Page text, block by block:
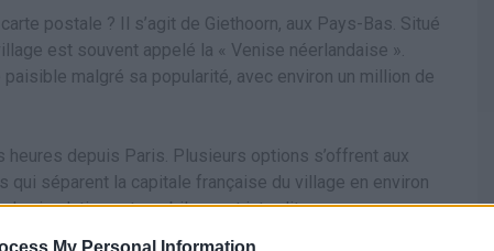
My Personal Information
postale ? Il s’agit de Giethoorn, aux Pays-Bas. Situé
est souvent appelé la « Venise néerlandaise ».
malgré sa popularité, avec environ un million de
depuis Paris. Plusieurs options s’offrent aux
séparent la capitale française du village en environ
la circulation automobile y est interdite.